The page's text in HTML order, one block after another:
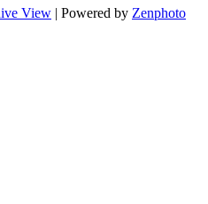
View | Powered by Zenphoto